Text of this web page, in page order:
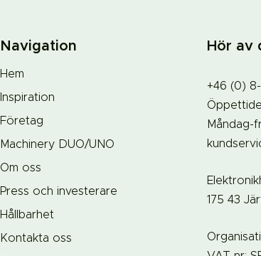
Navigation
Hem
Inspiration
Företag
Machinery DUO/UNO
Om oss
Press och investerare
Hållbarhet
Kontakta oss
Hör av
+46 (0)
Måndag-
175 43